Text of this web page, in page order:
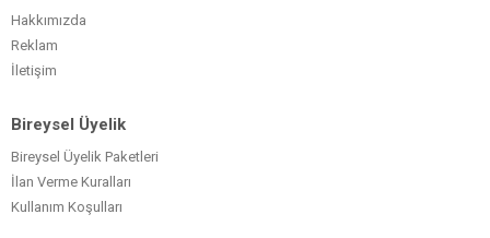
Hakkımızda
Reklam
İletişim
Bireysel Üyelik
Bireysel Üyelik Paketleri
İlan Verme Kuralları
Kullanım Koşulları